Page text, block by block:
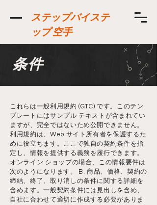
ステップバイステ
ップ 空手
条件
これらは一般利用規約 (GTC) です。このテン
プレートにはサンプル テキストが含まれてい
ますが、完全ではないため公開できません。
利用規約は、Web サイト所有者を保護するた
めに役立ちます。ここで独自の契約条件を指
定し、情報を提供する義務を履行できます。
オンライン ショップの場合、この情報要件は
次のようになります。 B. 商品、価格、契約の
締結、終了、取り消しの条件に関する詳細を
含めます。一般契約条件には見出しを含め、
自社に合わせて適切に作成する必要がありま